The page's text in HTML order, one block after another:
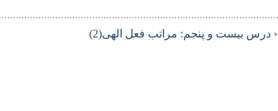
‹ درس بیست و پنجم: مراتب فعل الهی(2)